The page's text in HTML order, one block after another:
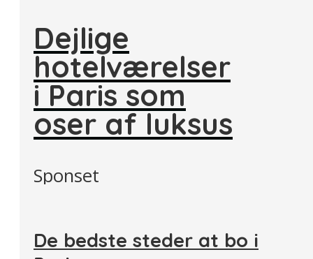
Dejlige
hotelværelser
i Paris som
oser af luksus
Sponset
De bedste steder at bo i